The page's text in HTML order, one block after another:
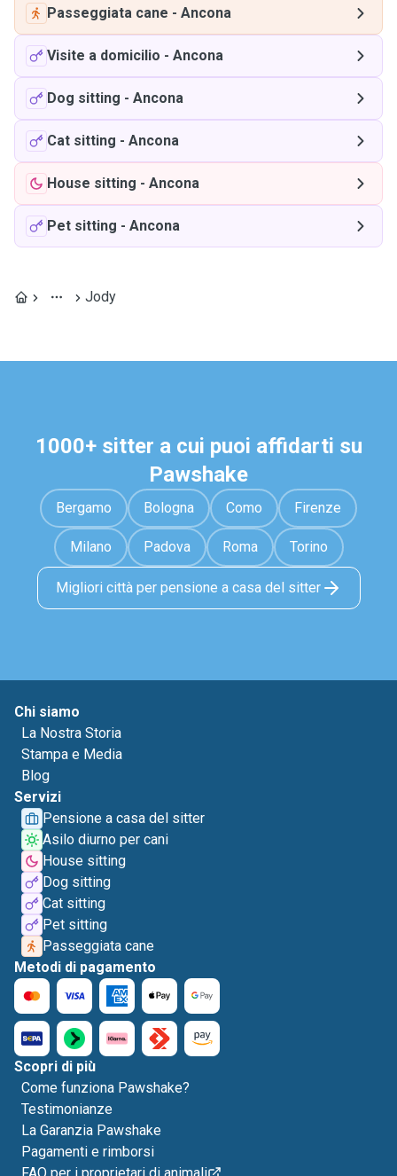
Passeggiata cane - Ancona
Visite a domicilio - Ancona
Dog sitting - Ancona
Cat sitting - Ancona
House sitting - Ancona
Pet sitting - Ancona
Jody
1000+ sitter a cui puoi affidarti su
Pawshake
Bergamo Bologna Como Firenze
Milano Padova Roma Torino
Migliori città per pensione a casa del sitter
Chi siamo
La Nostra Storia
Stampa e Media
Blog
Servizi
Pensione a casa del sitter
Asilo diurno per cani
House sitting
Dog sitting
Cat sitting
Pet sitting
Passeggiata cane
Metodi di pagamento
Scopri di più
Come funziona Pawshake?
Testimonianze
La Garanzia Pawshake
Pagamenti e rimborsi